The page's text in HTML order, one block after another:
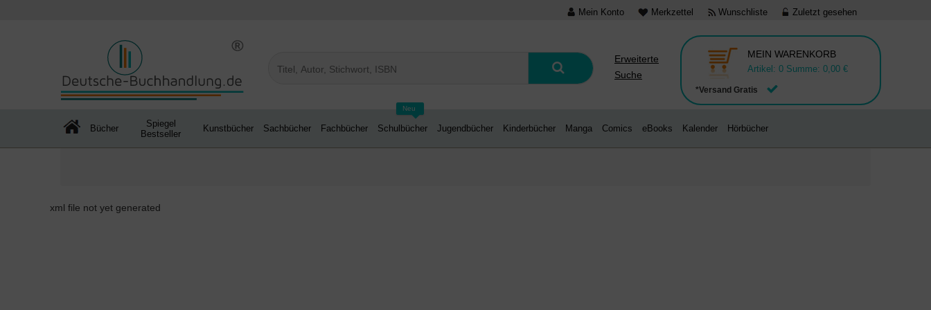
Mein Konto Merkzettel Wunschliste Zuletzt gesehen
Erweiterte
Suche
*Versand Gratis
MEIN WARENKORB
Artikel: 0 Summe: 0,00 €
Bücher
Spiegel
Bestseller
Kunstbücher Sachbücher Fachbücher
Neu
Schulbücher Jugendbücher Kinderbücher Manga Comics eBooks Kalender Hörbücher
xml file not yet generated